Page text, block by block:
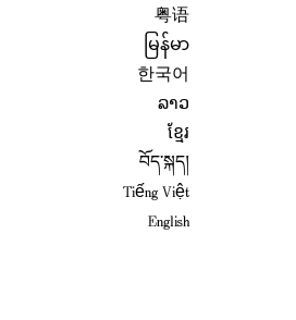
粤语
မြန်မာ
한국어
ລາວ
ខ្មែរ
བོད་སྐད།
Tiếng Việt
English